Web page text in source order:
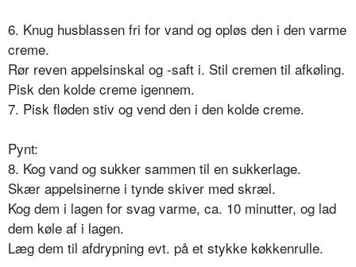
6. Knug husblassen fri for vand og opløs den i den varme
creme.
Rør reven appelsinskal og -saft i. Stil cremen til afkøling.
Pisk den kolde creme igennem.
7. Pisk fløden stiv og vend den i den kolde creme.
Pynt:
8. Kog vand og sukker sammen til en sukkerlage.
Skær appelsinerne i tynde skiver med skræl.
Kog dem i lagen for svag varme, ca. 10 minutter, og lad
dem køle af i lagen.
Læg dem til afdrypning evt. på et stykke køkkenrulle.